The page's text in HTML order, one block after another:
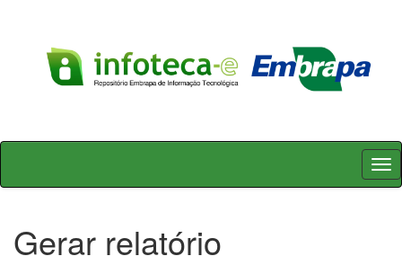
Skip
Gerar relatório